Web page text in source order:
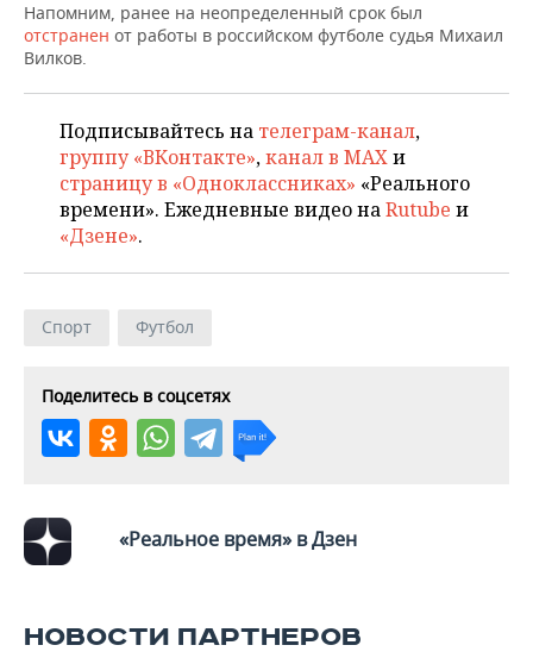
Напомним, ранее на неопределенный срок был
отстранен от работы в российском футболе судья Михаил
Вилков.
Подписывайтесь на телеграм-канал,
группу «ВКонтакте»,канал в MAXи
страницу в «Одноклассниках» «Реального
времени». Ежедневные видео наRutube и
«Дзене».
Спорт Футбол
Поделитесь в соцсетях
«Реальное время» в Дзен
НОВОСТИ ПАРТНЕРОВ